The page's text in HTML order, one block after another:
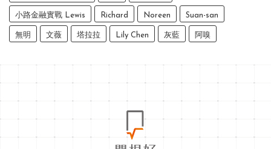
小路金融實戰 Lewis Richard Noreen Suan-san
無明 文薇 塔拉拉 Lily Chen 灰藍 阿嗅